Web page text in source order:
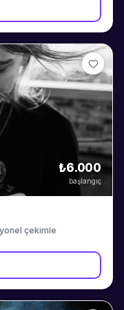
₺6.000
başlangıç
çekimle